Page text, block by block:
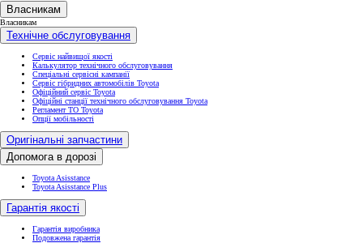
Власникам
Власникам
Технічне обслуговування
Сервіс найвищої якості
Калькулятор технічного обслуговування
Спеціальні сервісні кампанії
Сервіс гібридних автомобілів Toyota
Офіційний сервіс Toyota
Офіційні станції технічного обслуговування Toyota
Регламент ТО Toyota
Опції мобільності
Оригінальні запчастини
Допомога в дорозі
Toyota Asisstance
Toyota Asisstance Plus
Гарантія якості
Гарантія виробника
Подовжена гарантія